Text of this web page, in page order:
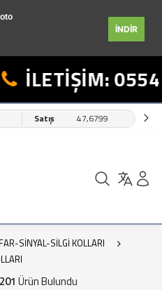
İNDİR
0554
Satış 47,6799
FAR-SİNYAL-SİLGİ KOLLARI
201 Ürün Bulundu